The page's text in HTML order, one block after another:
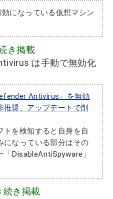
になっている仮想マシン
き掲載
は手動で無効化
Antivirus」を無効
推奨、アップデートで削
トを検知すると自身を自
になっている部分はその
「DisableAntiSpyware」
続き掲載